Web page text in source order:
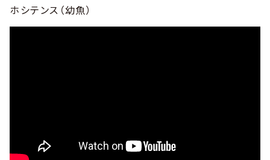
ホシテンス（幼魚）